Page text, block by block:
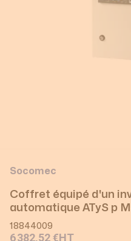
Socomec
Coffret équipé d'un
automatique ATyS p
18844009
6 382,52 €HT